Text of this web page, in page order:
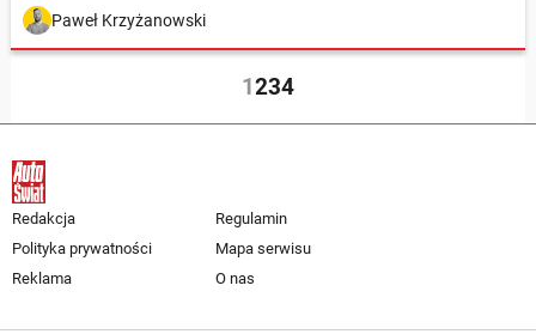
Paweł Krzyżanowski
1234
Redakcja
Regulamin
Polityka prywatności
Mapa serwisu
Reklama
O nas